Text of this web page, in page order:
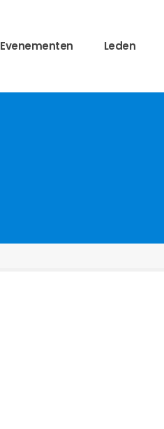
Evenementen Leden